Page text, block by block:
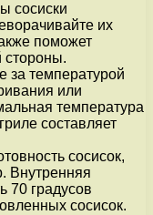
сосиски
их
поможет
стороны.
за температурой
или
температура
составляет
сосисок,
Внутренняя
70 градусов
сосисок.